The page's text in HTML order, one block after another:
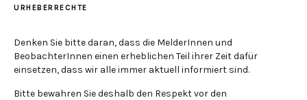
URHEBERRECHTE
Denken Sie bitte daran, dass die MelderInnen und
BeobachterInnen einen erheblichen Teil ihrer Zeit dafür
einsetzen, dass wir alle immer aktuell informiert sind.
Bitte bewahren Sie deshalb den Respekt vor den